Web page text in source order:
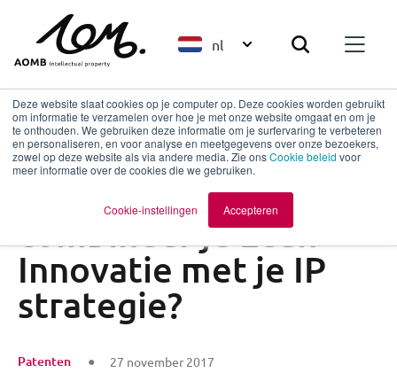
Deze website slaat cookies op je computer op. Deze cookies worden gebruikt
om informatie te verzamelen over hoe je met onze website omgaat en om je
te onthouden. We gebruiken deze informatie om je surfervaring te verbeteren
en personaliseren, en voor analyse en meetgegevens over onze bezoekers,
zowel op deze website als via andere media. Zie onsCookie beleid voor
meer informatie over de cookies die we gebruiken.
Cookie-instellingen Accepteren
nl
Terug naar overzicht
Blogreeks: Hoe
combineer je Lean
Innovatie met je IP
strategie?
Patenten 27 november 2017